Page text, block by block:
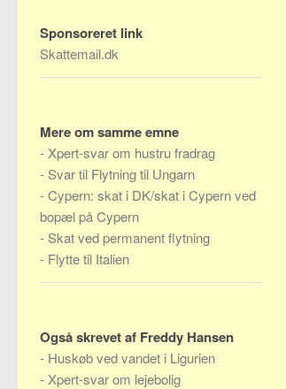
Sponsoreret link
Skattemail.dk
Mere om samme emne
- Xpert-svar om hustru fradrag
- Svar til Flytning til Ungarn
-Cypern: skat i DK/skat i Cypern ved
bopæl på Cypern
- Skat ved permanent flytning
- Flytte til Italien
Også skrevet af Freddy Hansen
- Huskøb ved vandet i Ligurien
- Xpert-svar om lejebolig